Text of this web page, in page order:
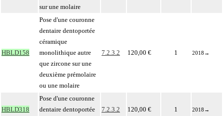
sur une molaire
HBLD158
Pose d'une couronne
dentaire dentoportée
céramique
monolithique autre
que zircone sur une
deuxième prémolaire
ou une molaire
7.2.3.2 120,00 € 1 2018 →
HBLD318
Pose d'une couronne
dentaire dentoportée
7.2.3.2 120,00 € 1 2018 →